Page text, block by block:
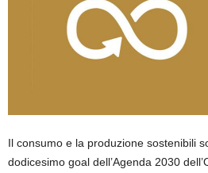
Il consumo e la produzione sostenibili
dodicesimo goal dell’Agenda 2030